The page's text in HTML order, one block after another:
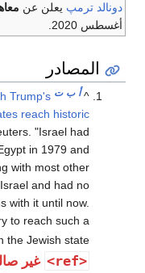
دونالد ترمپ يعلن عن
أغسطس 2020.
المصادر
^أ ب ت Trump's
reach historic
Israel had
in 1979 and
with most other
and had no
with it until now.
to reach such a
the Jewish state.
<ref>